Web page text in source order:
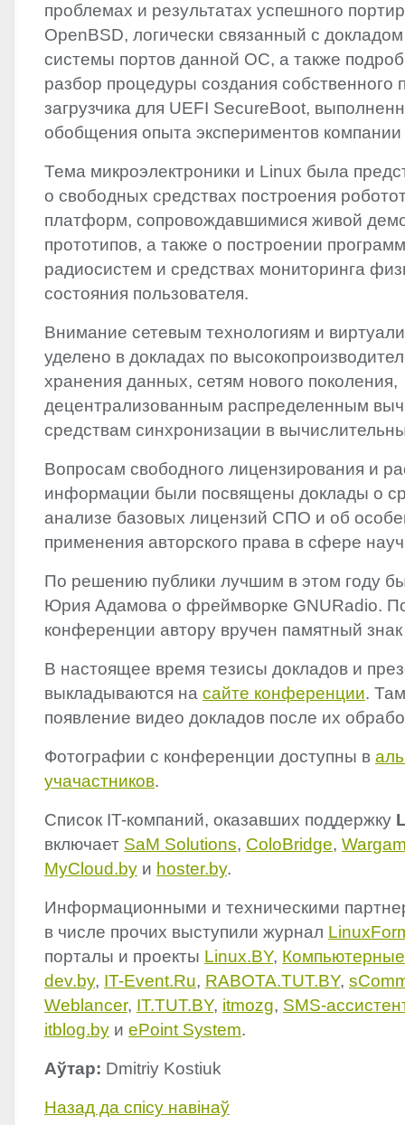
проблемах и результатах успешного
OpenBSD, логически связанный с
системы портов данной ОС, а также
разбор процедуры создания собственного
загрузчика для UEFI SecureBoot,
обобщения опыта экспериментов компании
Тема микроэлектроники и Linux была
о свободных средствах построения
платформ, сопровождавшимися живой
прототипов, а также о построении
радиосистем и средствах мониторинга
состояния пользователя.
Внимание сетевым технологиям и
уделено в докладах по
хранения данных, сетям нового поколения,
децентрализованным распределенным
средствам синхронизации в
Вопросам свободного лицензирования и
информации были посвящены доклады о
анализе базовых лицензий СПО и об
применения авторского права в сфере
По решению публики лучшим в этом году
Юрия Адамова о фреймворке GNURadio.
конференции автору вручен памятный знак
В настоящее время тезисы докладов и
выкладываются на сайте конференции.
появление видео докладов после их
Фотографии с конференции доступны в
учачастников.
Список IT-компаний, оказавших поддержку
включает SaM Solutions, ColoBridge,
MyCloud.by и hoster.by.
Информационными и техническими
в числе прочих выступили журнал
порталы и проекты Linux.BY,
dev.by, IT-Event.Ru, RABOTA.TUT.BY,
Weblancer, IT.TUT.BY, itmozg, SMS-
itblog.by и ePoint System.
Аўтар: Dmitriy Kostiuk
Назад да спісу навінаў